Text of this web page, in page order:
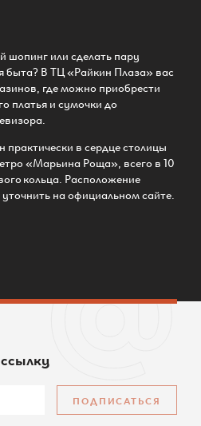
шопинг или сделать пару
быта? В ТЦ «Райкин Плаза» вас
где можно приобрести
платья и сумочки до
в сердце столицы
«Марьина Роща», всего в 10
кольца. Расположение
на официальном сайте.
ПОДПИСАТЬСЯ